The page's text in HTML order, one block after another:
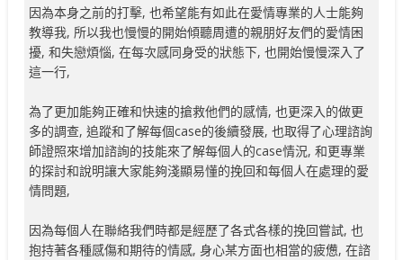
因為本身之前的打擊, 也希望能有如此在愛情專業的人士能夠
教導我, 所以我也慢慢的開始傾聽周遭的親朋好友們的愛情困
擾, 和失戀煩惱, 在每次感同身受的狀態下, 也開始慢慢深入了
這一行,
為了更加能夠正確和快速的搶救他們的感情, 也更深入的做更
多的調查, 追蹤和了解每個case的後續發展, 也取得了心理諮詢
師證照來增加諮詢的技能來了解每個人的case情況, 和更專業
的探討和說明讓大家能夠淺顯易懂的挽回和每個人在處理的愛
情問題,
因為每個人在聯絡我們時都是經歷了各式各樣的挽回嘗試, 也
抱持著各種感傷和期待的情感, 身心某方面也相當的疲憊, 在諮